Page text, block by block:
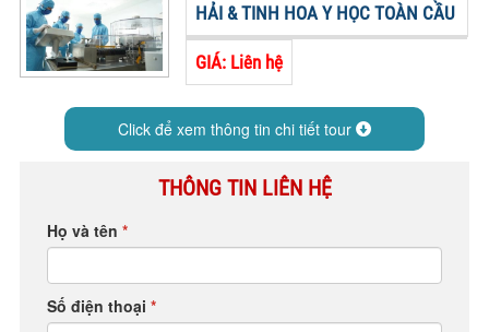
HỒ SƠ NĂNG LỰC
PROFILE EN
THƯ KHEN VIETLUXTOUR
HỘP THƯ GÓP Ý
PROFILE HƯỚNG DẪN VIÊN
HẢI & TINH HOA Y HỌC TOÀN CẦU
GIÁ: Liên hệ
Click để xem thông tin chi tiết tour
THÔNG TIN LIÊN HỆ
Họ và tên *
Số điện thoại *